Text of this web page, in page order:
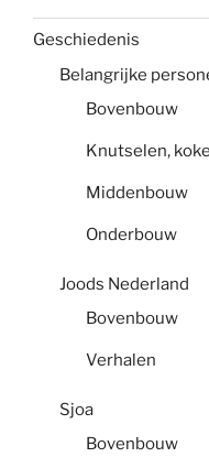
Geschiedenis
Belangrijke
Bovenbouw
Knutselen,
Middenbouw
Onderbouw
Joods Nederland
Bovenbouw
Verhalen
Sjoa
Bovenbouw